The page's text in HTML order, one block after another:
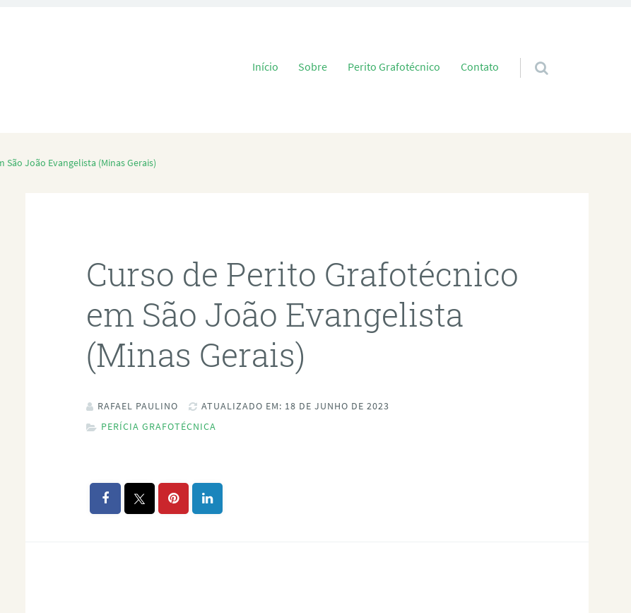
Pular para o conteúdo
Início Sobre Perito Grafotécnico Contato
João Evangelista (Minas Gerais)
Curso de Perito Grafotécnico
em São João Evangelista
(Minas Gerais)
RAFAEL PAULINO
ATUALIZADO EM: 18 DE JUNHO DE 2023
PERÍCIA GRAFOTÉCNICA